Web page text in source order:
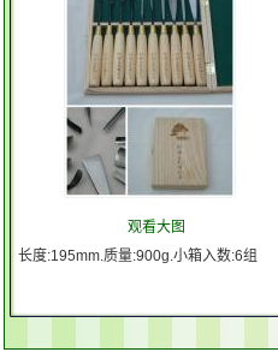
观看大图
长度:195mm.质量:900g.小箱入数:6组